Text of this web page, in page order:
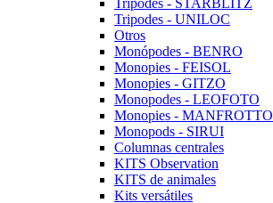
Tripodes - STARBLITZ
Tripodes - UNILOC
Otros
Monópodes - BENRO
Monopies - FEISOL
Monopies - GITZO
Monopodes - LEOFOTO
Monopies - MANFROTTO
Monopods - SIRUI
Columnas centrales
KITS Observation
KITS de animales
Kits versátiles